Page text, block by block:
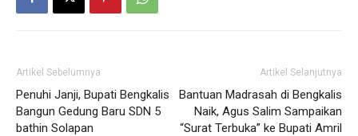
Artikel Sebelumnya
Penuhi Janji, Bupati Bengkalis
Bangun Gedung Baru SDN 5
bathin Solapan
Artikel Selanjutnya
Bantuan Madrasah di Bengkalis
Naik, Agus Salim Sampaikan
“Surat Terbuka” ke Bupati Amril